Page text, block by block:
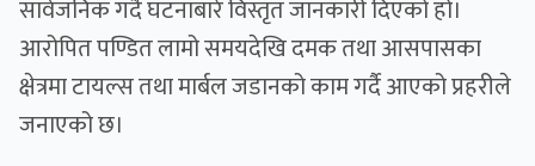
सार्वजनिक गर्दै घटनाबारे विस्तृत जानकारी दिएको हो।
आरोपित पण्डित लामो समयदेखि दमक तथा आसपासका
क्षेत्रमा टायल्स तथा मार्बल जडानको काम गर्दै आएको प्रहरीले
जनाएको छ।